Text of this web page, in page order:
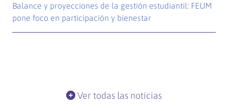
Balance y proyecciones de la gestión estudiantil: FEUM
pone foco en participación y bienestar
Ver todas las noticias